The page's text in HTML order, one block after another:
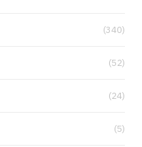
(340)
(52)
(24)
(5)